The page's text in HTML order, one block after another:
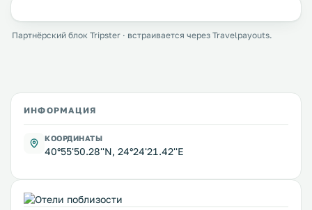
Партнёрский блок Tripster · встраивается через Travelpayouts.
ИНФОРМАЦИЯ
КООРДИНАТЫ
40°55'50.28''N, 24°24'21.42''E